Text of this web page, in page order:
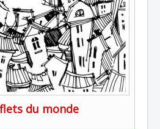
du monde